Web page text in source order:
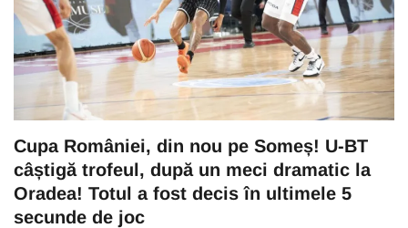
Cupa României, din nou pe Someș! U-BT
câștigă trofeul, după un meci dramatic la
Oradea! Totul a fost decis în ultimele 5
secunde de joc